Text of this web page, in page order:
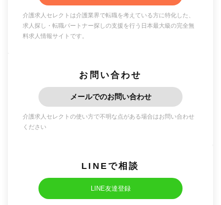
介護求人セレクトは介護業界で転職を考えている方に特化した、
求人探し・転職パートナー探しの支援を行う日本最大級の完全無
料求人情報サイトです。
お問い合わせ
メールでのお問い合わせ
介護求人セレクトの使い方で不明な点がある場合はお問い合わせ
ください
LINEで相談
LINE友達登録